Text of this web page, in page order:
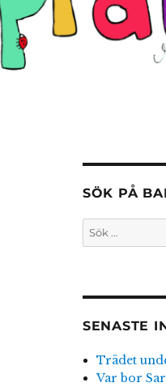
SÖK PÅ
Sök
efter:
SENASTE
Trädet
Var bor